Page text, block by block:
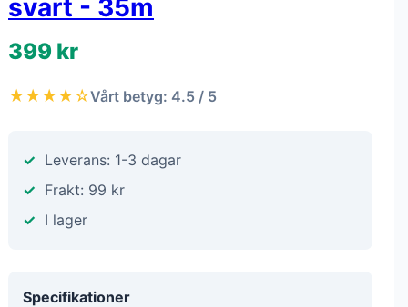
svart - 35m
399 kr
★★★★☆Vårt betyg: 4.5 / 5
Leverans: 1-3 dagar
Frakt: 99 kr
I lager
Specifikationer